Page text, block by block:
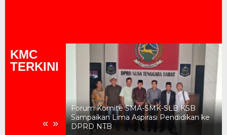
KMC
TERKINI
« »
Jelang Pilkades Serentak, Isu Keamanan
E-Voting Mencuat, Pemkab KSB Siapkan
Sosialisasi Bersama Tim Ahli